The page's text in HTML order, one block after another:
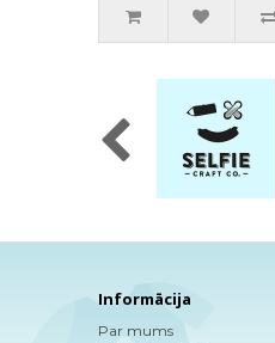
Informācija
Par mums